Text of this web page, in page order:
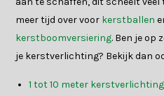
meer tijd over voor kerstballen
kerstboomversiering. Ben je op
je kerstverlichting? Bekijk dan
1 tot 10 meter kerstverlichting